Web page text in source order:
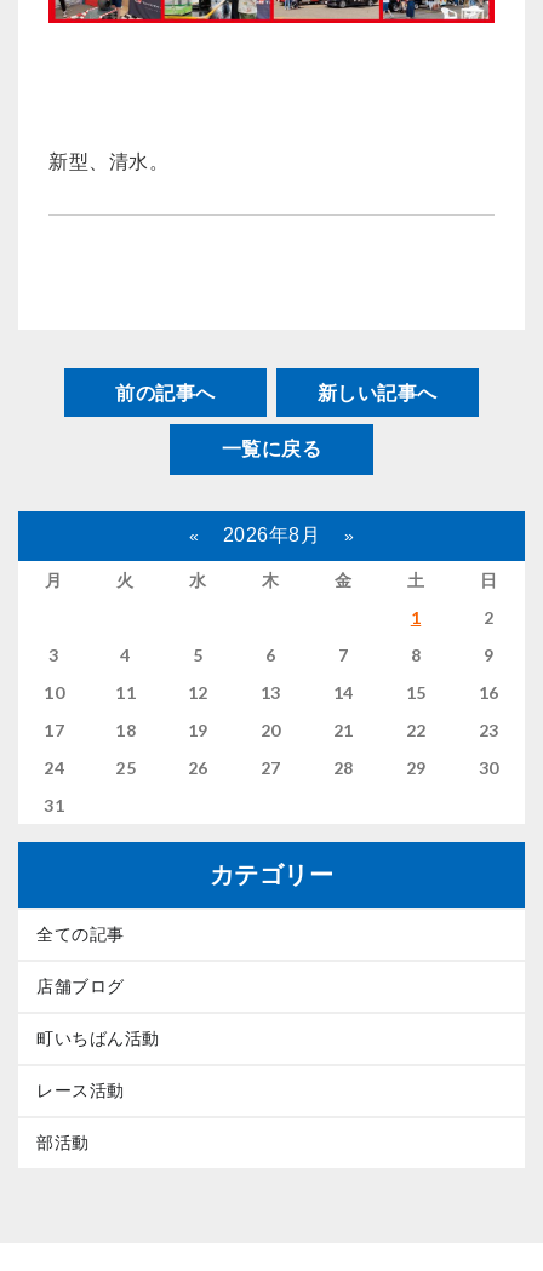
新型、清水。
前の記事へ 新しい記事へ
一覧に戻る
« 2026年8月 »
月 火 水 木 金 土
日
1
2
3
4 5 6 7 8
9
10
11 12 13 14 15
16
17
18 19 20 21 22
23
24
25 26 27 28 29
30
31
カテゴリー
全ての記事
店舗ブログ
町いちばん活動
レース活動
部活動